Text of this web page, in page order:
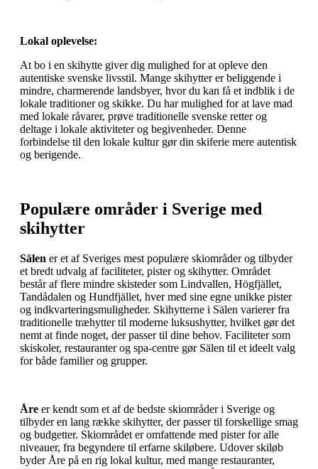
Lokal oplevelse:
At bo i en skihytte giver dig mulighed for at opleve den
autentiske svenske livsstil. Mange skihytter er beliggende i
mindre, charmerende landsbyer, hvor du kan få et indblik i de
lokale traditioner og skikke. Du har mulighed for at lave mad
med lokale råvarer, prøve traditionelle svenske retter og
deltage i lokale aktiviteter og begivenheder. Denne
forbindelse til den lokale kultur gør din skiferie mere autentisk
og berigende.
Populære områder i Sverige med
skihytter
Sälen er et af Sveriges mest populære skiområder og tilbyder
et bredt udvalg af faciliteter, pister og skihytter. Området
består af flere mindre skisteder som Lindvallen, Högfjället,
Tandådalen og Hundfjället, hver med sine egne unikke pister
og indkvarteringsmuligheder. Skihytterne i Sälen varierer fra
traditionelle træhytter til moderne luksushytter, hvilket gør det
nemt at finde noget, der passer til dine behov. Faciliteter som
skiskoler, restauranter og spa-centre gør Sälen til et ideelt valg
for både familier og grupper.
Åre er kendt som et af de bedste skiområder i Sverige og
tilbyder en lang række skihytter, der passer til forskellige smag
og budgetter. Skiområdet er omfattende med pister for alle
niveauer, fra begyndere til erfarne skiløbere. Udover skiløb
byder Åre på en rig lokal kultur, med mange restauranter,